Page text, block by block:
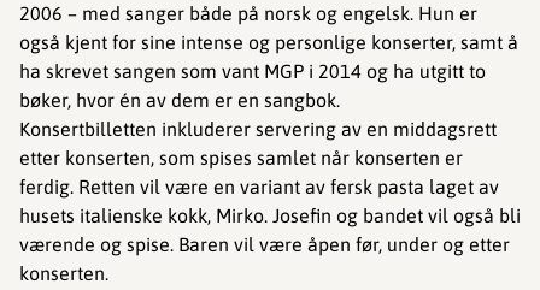
2006 – med sanger både på norsk og engelsk. Hun er
også kjent for sine intense og personlige konserter, samt å
ha skrevet sangen som vant MGP i 2014 og ha utgitt to
bøker, hvor én av dem er en sangbok.
Konsertbilletten inkluderer servering av en middagsrett
etter konserten, som spises samlet når konserten er
ferdig. Retten vil være en variant av fersk pasta laget av
husets italienske kokk, Mirko. Josefin og bandet vil også bli
værende og spise. Baren vil være åpen før, under og etter
konserten.